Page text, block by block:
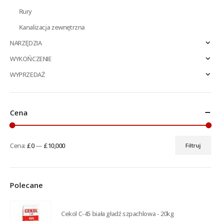
Rury
Kanalizacja zewnętrzna
NARZĘDZIA
WYKOŃCZENIE
WYPRZEDAŻ
Cena
Cena
Cena
Filtruj
Cena: £0— £10,000
Polecane
Cekol C-45 biała gładź szpachlowa - 20kg